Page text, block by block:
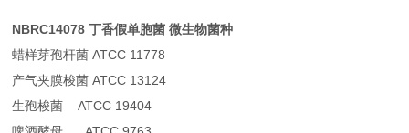
NBRC14078 丁香假单胞菌 微生物菌种
蜡样芽孢杆菌 ATCC 11778
产气夹膜梭菌 ATCC 13124
生孢梭菌 ATCC 19404